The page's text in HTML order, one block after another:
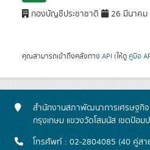
กองบัญชีประชาชาติ 26 มีนาคม
คุณสามารถเข้าถึงคลังทาง API (ให้ดู คู่มือ
สำนักงานสภาพัฒนาการเศรษฐกิ
กรุงเกษม แขวงวัดโสมนัส เขตป้อ
โทรศัพท์ : 02-2804085 (40 คู่ส